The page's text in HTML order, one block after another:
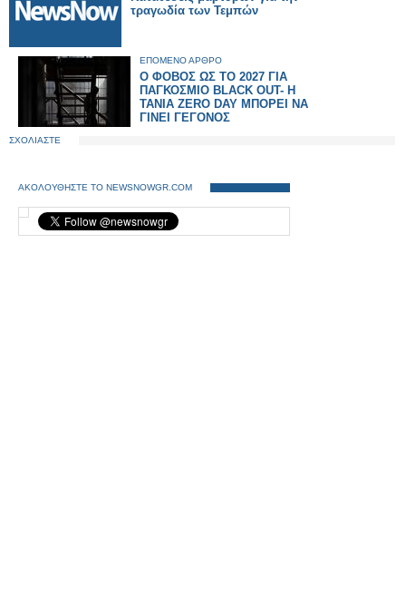
τραγωδία των Τεμπών
ΕΠΟΜΕΝΟ ΑΡΘΡΟ
O ΦΟΒΟΣ ΩΣ ΤΟ 2027 ΓΙΑ
ΠΑΓΚΟΣΜΙΟ BLACK OUT- Η
ΤΑΝΙΑ ZERO DAY ΜΠΟΡΕΙ ΝΑ
ΓΙΝΕΙ ΓΕΓΟΝΟΣ
ΣΧΟΛΙΑΣΤΕ
ΑΚΟΛΟΥΘΗΣΤΕ ΤΟ NEWSNOWGR.COM